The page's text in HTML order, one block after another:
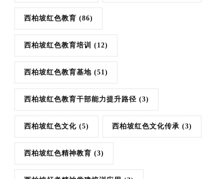
西柏坡红色教育 (86)
西柏坡红色教育培训 (12)
西柏坡红色教育基地 (51)
西柏坡红色教育干部能力提升路径 (3)
西柏坡红色文化 (5) 西柏坡红色文化传承 (3)
西柏坡红色精神教育 (3)